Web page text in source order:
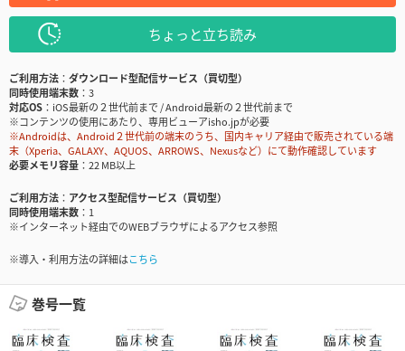
ちょっと立ち読み
ご利用方法
ダウンロード型配信サービス（買切型）
同時使用端末数
3
対応OS
iOS最新の２世代前まで / Android最新の２世代前まで
※コンテンツの使用にあたり、専用ビューアisho.jpが必要
※Androidは、Android２世代前の端末のうち、国内キャリア経由で販売されている端
末（Xperia、GALAXY、AQUOS、ARROWS、Nexusなど）にて動作確認しています
必要メモリ容量
22 MB以上
ご利用方法
アクセス型配信サービス（買切型）
同時使用端末数
1
※インターネット経由でのWEBブラウザによるアクセス参照
※導入・利用方法の詳細はこちら
巻号一覧